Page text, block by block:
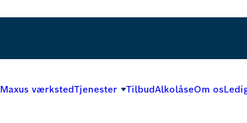
værkstedTjenester TilbudAlkolåseOm os